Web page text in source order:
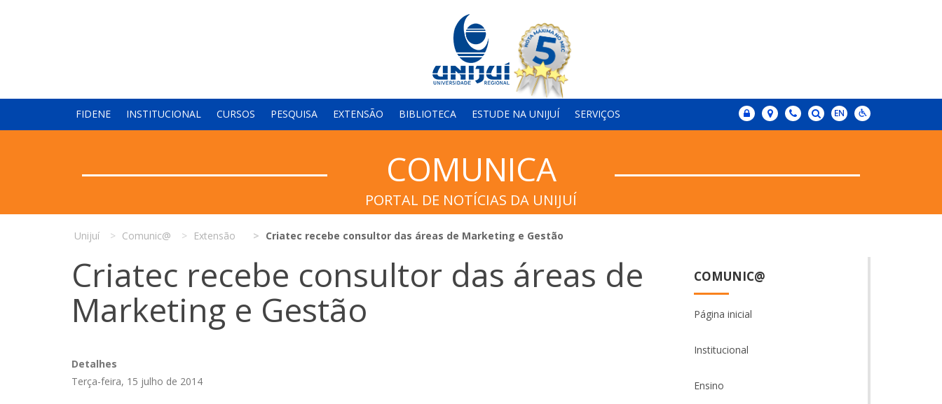
FIDENE INSTITUCIONAL CURSOS PESQUISA EXTENSÃO BIBLIOTECA ESTUDE NA UNIJUÍ SERVIÇOS
COMUNICA
PORTAL DE NOTÍCIAS DA UNIJUÍ
Unijuí Comunic@ Extensão Criatec recebe consultor das áreas de Marketing e Gestão
Criatec recebe consultor das áreas de
Marketing e Gestão
Detalhes
Terça-feira, 15 julho de 2014
COMUNIC@
Página inicial
Institucional
Ensino